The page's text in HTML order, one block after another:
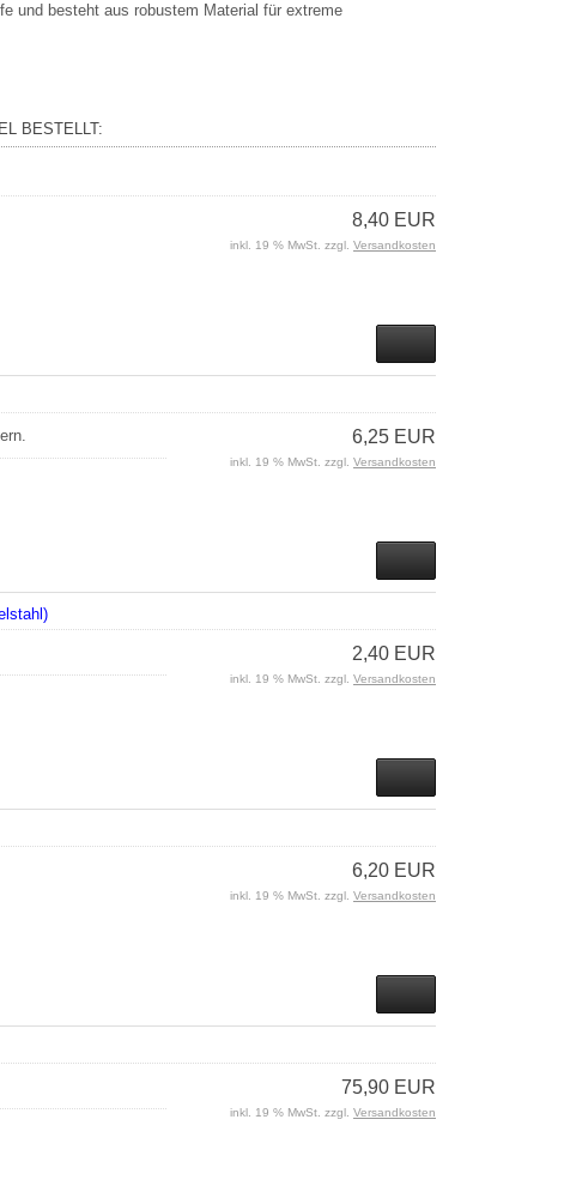
und besteht aus robustem Material für extreme
BESTELLT:
8,40 EUR
inkl. 19 % MwSt. zzgl. Versandkosten
6,25 EUR
inkl. 19 % MwSt. zzgl. Versandkosten
2,40 EUR
inkl. 19 % MwSt. zzgl. Versandkosten
6,20 EUR
inkl. 19 % MwSt. zzgl. Versandkosten
75,90 EUR
inkl. 19 % MwSt. zzgl. Versandkosten